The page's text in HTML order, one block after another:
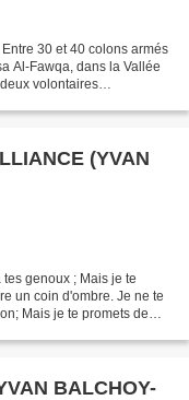
30 et 40 colons armés
Al-Fawqa, dans la Vallée
volontaires
(YVAN
genoux ; Mais je te
un coin d'ombre. Je ne te
Mais je te promets de
BALCHOY-